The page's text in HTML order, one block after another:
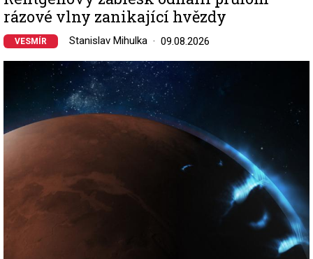
rázové vlny zanikající hvězdy
VESMÍR Stanislav Mihulka 09.08.2026
Image